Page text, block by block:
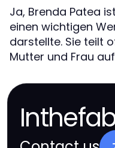
Ja, Brenda Patea
einen wichtigen
darstellte. Sie teilt
Mutter und Frau